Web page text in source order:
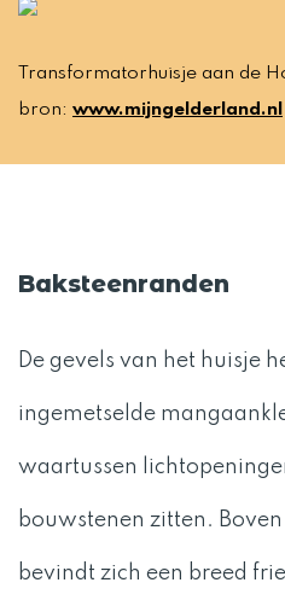
Transformatorhuisje aan de
bron: www.mijngelderland.nl
Baksteenranden
De gevels van het huisje
ingemetselde
waartussen
bouwstenen zitten.
bevindt zich een breed